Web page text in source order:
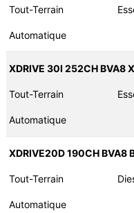
Tout-Terrain
Automatique
XDRIVE 30I 252CH BVA8
Tout-Terrain
Automatique
XDRIVE20D 190CH BVA8
Tout-Terrain
Automatique